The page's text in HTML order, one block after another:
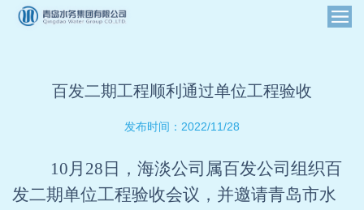
百发二期工程顺利通过单位工程验收
发布时间： 2022/11/28
10月28日，海淡公司属百发公司组织百
发二期单位工程验收会议，并邀请青岛市水